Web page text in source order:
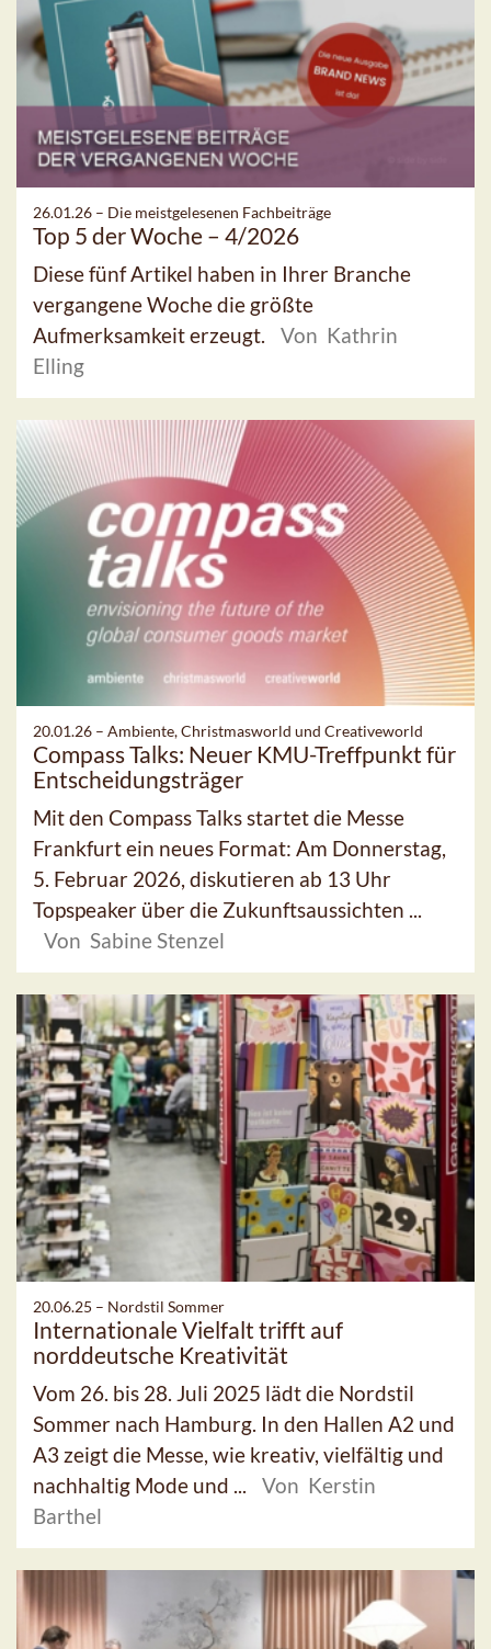
26.01.26 – Die meistgelesenen Fachbeiträge
Top 5 der Woche – 4/2026
Diese fünf Artikel haben in Ihrer Branche
vergangene Woche die größte
Aufmerksamkeit erzeugt.
Von Kathrin
Elling
20.01.26 – Ambiente, Christmasworld und Creativeworld
Compass Talks: Neuer KMU-Treffpunkt für
Entscheidungsträger
Mit den Compass Talks startet die Messe
Frankfurt ein neues Format: Am Donnerstag,
5. Februar 2026, diskutieren ab 13 Uhr
Topspeaker über die Zukunftsaussichten ...
Von Sabine Stenzel
20.06.25 – Nordstil Sommer
Internationale Vielfalt trifft auf
norddeutsche Kreativität
Vom 26. bis 28. Juli 2025 lädt die Nordstil
Sommer nach Hamburg. In den Hallen A2 und
A3 zeigt die Messe, wie kreativ, vielfältig und
nachhaltig Mode und ...
Von Kerstin
Barthel